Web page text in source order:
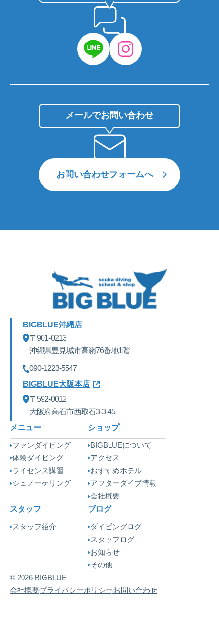
メールでお問い合わせ
お問い合わせフォームへ
BIGBLUE沖縄店
〒901-0213
沖縄県豊見城市高嶺76番地1階
090-1223-5547
BIGBLUE大阪本店
〒592-0012
大阪府高石市西取石3-3-45
メニュー
ファンダイビング
体験ダイビング
ライセンス講習
シュノーケリング
ショップ
BIGBLUEについて
アクセス
おすすめホテル
アフターダイブ情報
会社概要
スタッフ
スタッフ紹介
ブログ
ダイビングログ
スタッフログ
お知らせ
その他
会社概要プライバシーポリシーお問い合わせ
© 2026 BIGBLUE